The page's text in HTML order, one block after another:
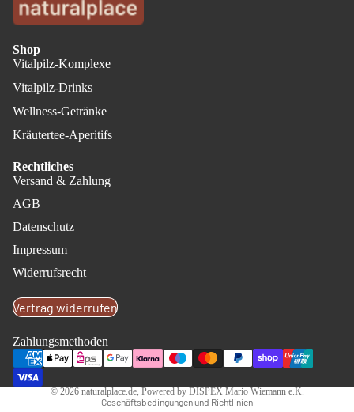
Shop
Vitalpilz-Komplexe
Vitalpilz-Drinks
Wellness-Getränke
Kräutertee-Aperitifs
Rechtliches
Versand & Zahlung
AGB
Datenschutz
Impressum
Widerrufsrecht
Vertrag widerrufen
Zahlungsmethoden
© 2026 naturalplace.de, Powered by DISPEX Mario Wiemann e.K.
Geschäftsbedingungen und Richtlinien
Widerrufsrecht
AGB